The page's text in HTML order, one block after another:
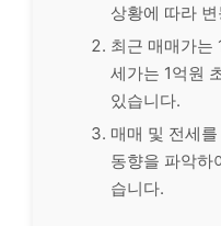
상황에 따라
최근 매매가는
세가는 1억원
있습니다.
매매 및 전세
동향을 파악하
습니다.